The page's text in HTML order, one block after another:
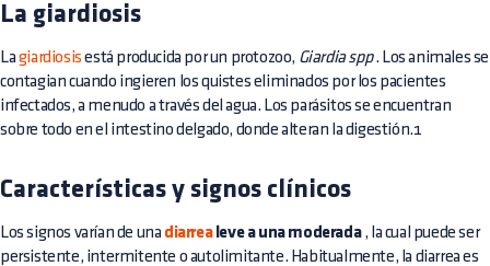
La giardiosis
La giardiosis está producida por un protozoo, Giardia spp. Los animales se
contagian cuando ingieren los quistes eliminados por los pacientes
infectados, a menudo a través del agua. Los parásitos se encuentran
sobre todo en el intestino delgado, donde alteran la digestión.1
Características y signos clínicos
Los signos varían de una diarrealeve a una moderada, la cual puede ser
persistente, intermitente o autolimitante. Habitualmente, la diarrea es